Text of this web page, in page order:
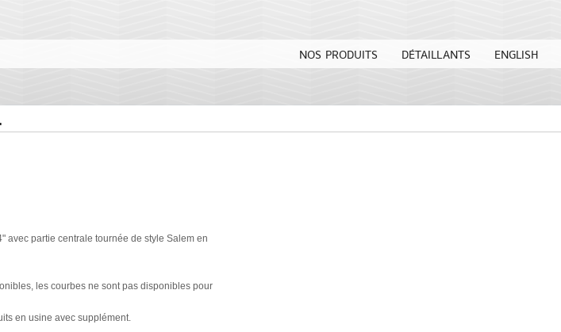
NOS PRODUITS DÉTAILLANTS ENGLISH
avec partie centrale tournée de style Salem en
les courbes ne sont pas disponibles pour
en usine avec supplément.